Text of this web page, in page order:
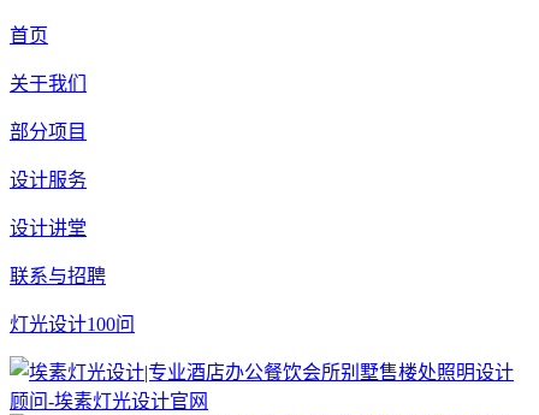
首页
关于我们
部分项目
设计服务
设计讲堂
联系与招聘
灯光设计100问